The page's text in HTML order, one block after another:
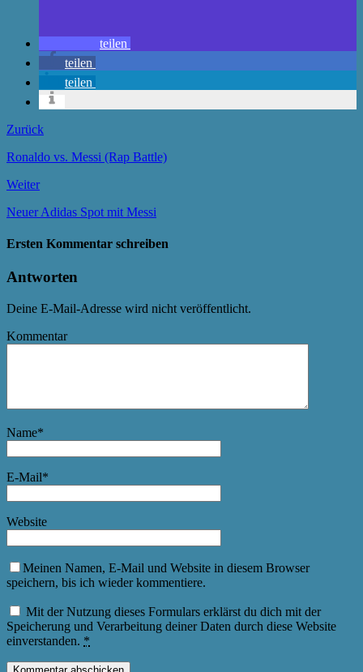
teilen
teilen
teilen
Zurück
Ronaldo vs. Messi (Rap Battle)
Weiter
Neuer Adidas Spot mit Messi
Ersten Kommentar schreiben
Antworten
Deine E-Mail-Adresse wird nicht veröffentlicht.
Kommentar
Name*
E-Mail*
Website
Meinen Namen, E-Mail und Website in diesem Browser
speichern, bis ich wieder kommentiere.
Mit der Nutzung dieses Formulars erklärst du dich mit der
Speicherung und Verarbeitung deiner Daten durch diese Website
einverstanden. *